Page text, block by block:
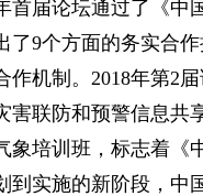
首届论坛通过了《
9个方面的务实合
机制。2018年第2
联防和预警信息共
象培训班，标志着《
到实施的新阶段，中